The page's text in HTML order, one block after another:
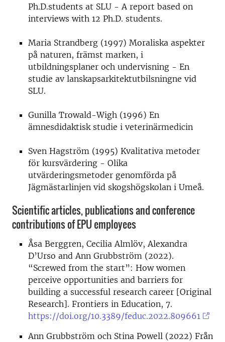
Ph.D.students at SLU - A report based on
interviews with 12 Ph.D. students.
Maria Strandberg (1997) Moraliska aspekter
på naturen, främst marken, i
utbildningsplaner och undervisning - En
studie av lanskapsarkitektutbilsningne vid
SLU.
Gunilla Trowald-Wigh (1996) En
ämnesdidaktisk studie i veterinärmedicin
Sven Hagström (1995) Kvalitativa metoder
för kursvärdering - Olika
utvärderingsmetoder genomförda på
Jägmästarlinjen vid skogshögskolan i Umeå.
Scientific articles, publications and conference
contributionsof EPU employees
Åsa Berggren, Cecilia Almlöv, Alexandra
D’Urso and Ann Grubbström (2022).
“Screwed from the start”: How women
perceive opportunities and barriers for
building a successful research career [Original
Research]. Frontiers in Education, 7.
https://doi.org/10.3389/feduc.2022.809661
Ann Grubbström och Stina Powell (2022) Från